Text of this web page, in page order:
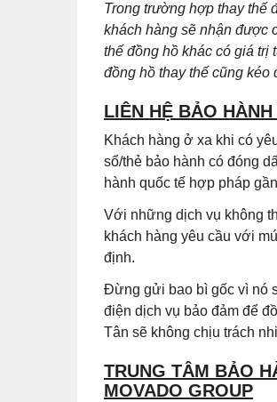
Trong trường hợp thay thế
khách hàng sẽ nhận được
thế đồng hồ khác có giá
đồng hồ thay thế cũng kéo
LIÊN HỆ BẢO
Khách hàng ở xa khi có
sổ/thẻ bảo hành có đóng
hành quốc tế hợp pháp
Với những dịch vụ không
khách hàng yêu cầu với
định.
Đừng gửi bao bì gốc vì nó
điện dịch vụ bảo đảm để
Tân sẽ không chịu trách
TRUNG TÂM BẢO
MOVADO GROUP